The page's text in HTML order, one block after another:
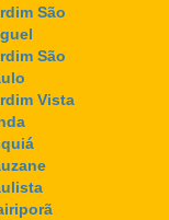
São
São
Vista